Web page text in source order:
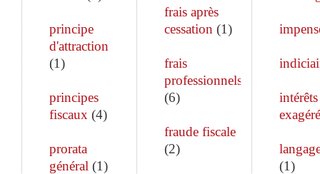
principe
d'attraction
(1)
principes
fiscaux (4)
prorata
général (1)
frais après
cessation (1)
frais
professionnels
(6)
fraude fiscale
(2)
intérêts
(1)